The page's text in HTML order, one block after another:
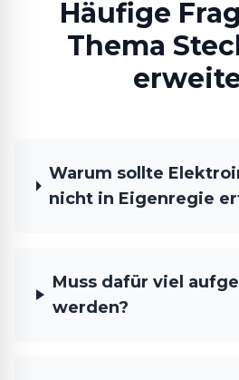
Häufige
Thema
Warum sollte
nicht in Eigenregie
Muss dafür viel
werden?